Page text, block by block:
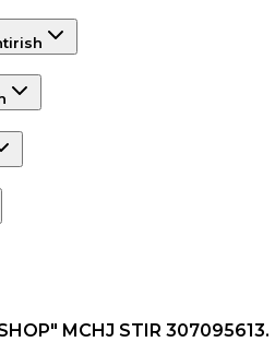
MCHJ STIR 307095613.